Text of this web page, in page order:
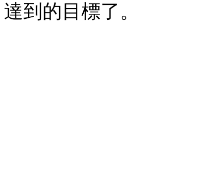
達到的目標了。